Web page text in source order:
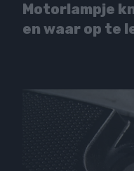
Motorlampje
en waar op te